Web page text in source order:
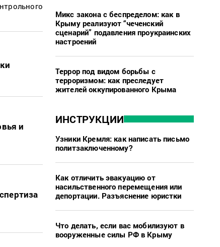
и
Микс закона с беспределом: как в
Крыму реализуют “чеченский
сценарий” подавления проукраинских
настроений
Террор под видом борьбы с
терроризмом: как преследует
жителей оккупированного Крыма
ИНСТРУКЦИИ
Узники Кремля: как написать письмо
политзаключенному?
Как отличить эвакуацию от
насильственного перемещения или
депортации. Разъяснение юристки
Что делать, если вас мобилизуют в
вооруженные силы РФ в Крыму